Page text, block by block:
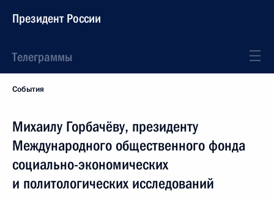
Президент России
Телеграммы
События
Михаилу Горбачёву, президенту
Международного общественного фонда
социально-экономических
и политологических исследований